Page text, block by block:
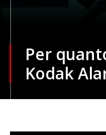
Per
Kodak